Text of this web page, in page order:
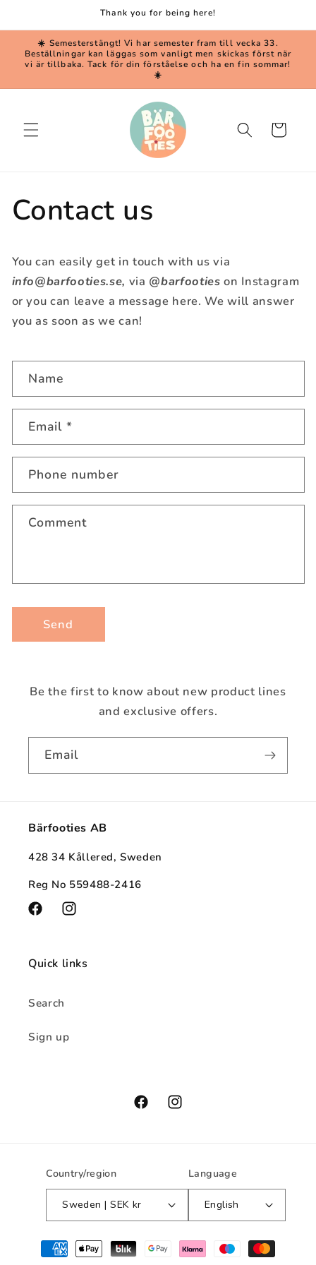
Thank you for being here!
☀️ Semesterstängt! Vi har semester fram till vecka 33.
Beställningar kan läggas som vanligt men skickas först när
vi är tillbaka. Tack för din förståelse och ha en fin sommar!
☀️
Cart
Contact us
You can easily get in touch with us via
info@barfooties.se, via @barfooties on Instagram
or you can leave a message here. We will answer
you as soon as we can!
n
a
c
f
Name
Email*
Phone number
Comment
Send
Be the first to know about new product lines
and exclusive offers.
Email
Bärfooties AB
428 34 Kållered, Sweden
Reg No 559488-2416
FacebookInstagram
Quick links
Search
Sign up
FacebookInstagram
Country/region
Sweden | SEK kr
Language
English
Payment
methods